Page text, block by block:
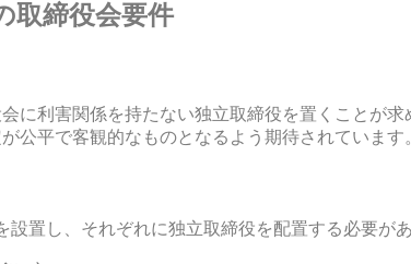
取締役会要件
に利害関係を持たない独立取締役を置くことが
公平で客観的なものとなるよう期待されています
設置し、それぞれに独立取締役を配置する必要があ